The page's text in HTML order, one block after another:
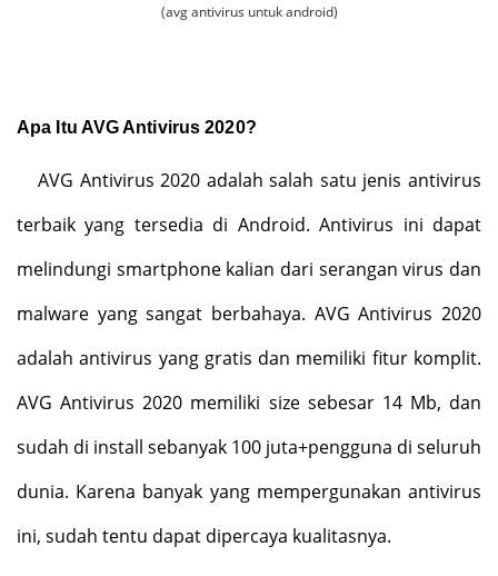
(avg antivirus untuk android)
Apa Itu AVG Antivirus 2020?
AVG Antivirus 2020 adalah salah satu jenis antivirus
terbaik yang tersedia di Android. Antivirus ini dapat
melindungi smartphone kalian dari serangan virus dan
malware yang sangat berbahaya. AVG Antivirus 2020
adalah antivirus yang gratis dan memiliki fitur komplit.
AVG Antivirus 2020 memiliki size sebesar 14 Mb, dan
sudah di install sebanyak 100 juta+pengguna di seluruh
dunia. Karena banyak yang mempergunakan antivirus
ini, sudah tentu dapat dipercaya kualitasnya.